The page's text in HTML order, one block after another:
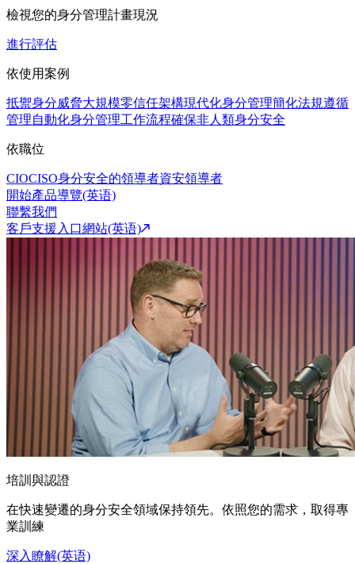
檢視您的身分管理計畫現況
進行評估
依使用案例
抵禦身分威脅大規模零信任架構現代化身分管理簡化法規遵循
管理自動化身分管理工作流程確保非人類身分安全
依職位
CIOCISO身分安全的領導者資安領導者
開始產品導覽(英语)
聯繫我們
客戶支援入口網站(英语)
培訓與認證
在快速變遷的身分安全領域保持領先。依照您的需求，取得專
業訓練
深入瞭解(英语)